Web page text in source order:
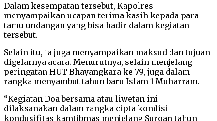
Dalam kesempatan tersebut, Kapolres
menyampaikan ucapan terima kasih kepada para
tamu undangan yang bisa hadir dalam kegiatan
tersebut.
Selain itu, ia juga menyampaikan maksud dan tujuan
digelarnya acara. Menurutnya, selain menjelang
peringatan HUT Bhayangkara ke-79, juga dalam
rangka menyambut tahun baru Islam 1 Muharram.
“Kegiatan Doa bersama atau liwetan ini
dilaksanakan dalam rangka cipta kondisi
kondusifitas kamtibmas menjelang Suroan tahun